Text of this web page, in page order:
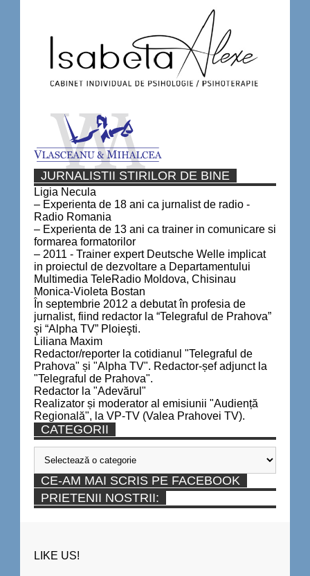
JURNALISTII STIRILOR DE BINE
Ligia Necula
– Experienta de 18 ani ca jurnalist de radio -
Radio Romania
– Experienta de 13 ani ca trainer in comunicare si
formarea formatorilor
– 2011 - Trainer expert Deutsche Welle implicat
in proiectul de dezvoltare a Departamentului
Multimedia TeleRadio Moldova, Chisinau
Monica-Violeta Bostan
În septembrie 2012 a debutat în profesia de
jurnalist, fiind redactor la “Telegraful de Prahova”
şi “Alpha TV” Ploieşti.
Liliana Maxim
Redactor/reporter la cotidianul "Telegraful de
Prahova" și "Alpha TV". Redactor-șef adjunct la
"Telegraful de Prahova".
Redactor la "Adevărul"
Realizator și moderator al emisiunii "Audiență
Regională", la VP-TV (Valea Prahovei TV).
CATEGORII
Categorii
CE-AM MAI SCRIS PE FACEBOOK
PRIETENII NOSTRII:
LIKE US!